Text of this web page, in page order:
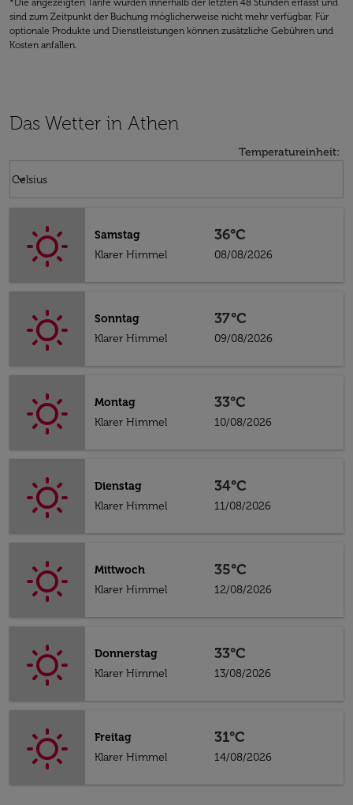
*Die angezeigten Tarife wurden innerhalb der letzten 48 Stunden erfasst und
sind zum Zeitpunkt der Buchung möglicherweise nicht mehr verfügbar. Für
optionale Produkte und Dienstleistungen können zusätzliche Gebühren und
Kosten anfallen.
Das Wetter in Athen
Temperatureinheit:
Celsius
keyboard_arrow_down
Samstag
Klarer Himmel
36°C
08/08/2026
Sonntag
Klarer Himmel
37°C
09/08/2026
Montag
Klarer Himmel
33°C
10/08/2026
Dienstag
Klarer Himmel
34°C
11/08/2026
Mittwoch
Klarer Himmel
35°C
12/08/2026
Donnerstag
Klarer Himmel
33°C
13/08/2026
Freitag
Klarer Himmel
31°C
14/08/2026